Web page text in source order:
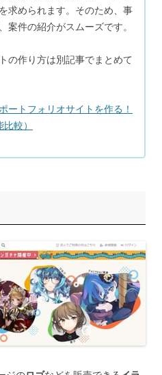
求められます。そのため、事
案件の紹介がスムーズです。
の作り方は別記事でまとめて
ートフォリオサイトを作る！
較）